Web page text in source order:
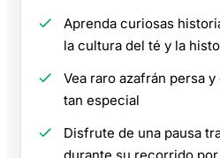
Aprenda curiosas
la cultura del té y la
Vea raro azafrán persa
tan especial
Disfrute de una pausa